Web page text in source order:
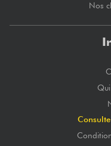
Nos